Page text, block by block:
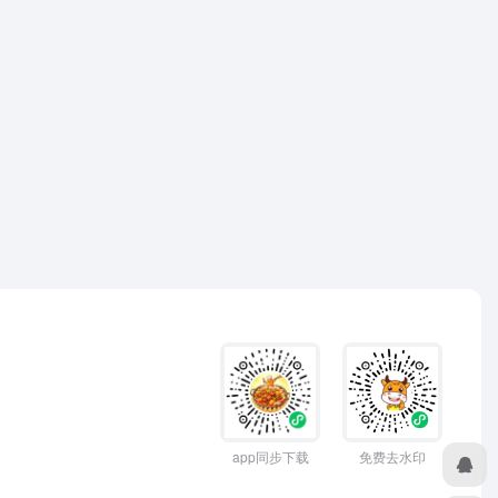
app同步下载 免费去水印